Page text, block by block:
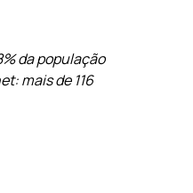
da população
mais de 116